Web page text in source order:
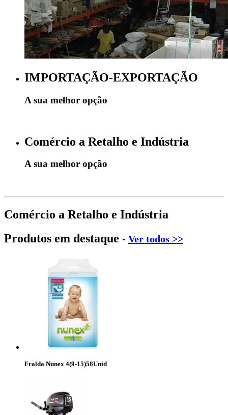
IMPORTAÇÃO-EXPORTAÇÃO
A sua melhor opção
Comércio a Retalho e Indústria
A sua melhor opção
Comércio a Retalho e Indústria
Produtos em destaque - Ver todos >>
Fralda Nunex 4(9-15)58Unid